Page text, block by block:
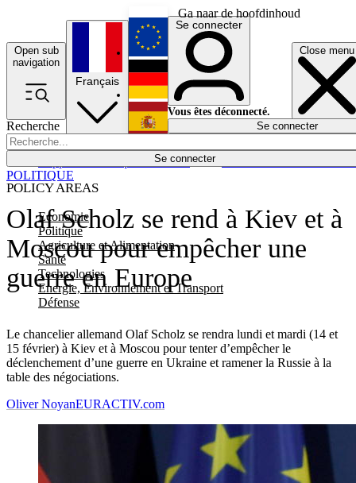
Ga naar de hoofdinhoud
Open sub
navigation
Close menu
Recherche
Se connecter
POLICY AREAS
Economie
Politique
Agriculture et Alimentation
Santé
Technologies
Energie, Environnement et Transport
Défense
Économie
Français
English
Deutsch
Español
Se connecter
Vous êtes déconnecté.
Se connecter
Olaf Scholz se rend à Kiev et à
Moscou pour empêcher une
guerre en Europe
Le chancelier allemand Olaf Scholz se rendra lundi et mardi (14 et
15 février) à Kiev et à Moscou pour tenter d’empêcher le
déclenchement d’une guerre en Ukraine et ramenerla Russie à la
table des négociations.
POLITIQUE
Oliver NoyanEURACTIV.com